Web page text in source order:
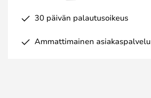
30 päivän palautusoikeus
Ammattimainen asiakaspalvelu